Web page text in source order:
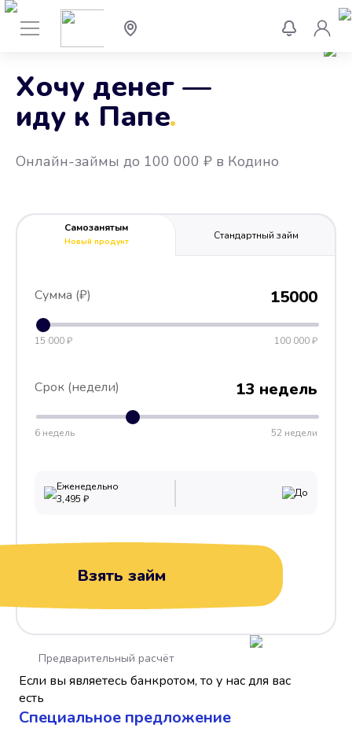
Хочу денег —
иду к Папе
.
Онлайн-займы до 100 000 ₽ в Кодино
Самозанятым
Новый продукт
Стандартный займ
Сумма (₽) 15000
15 000 ₽ 100 000 ₽
Срок (недели) 13 недель
6 недель 52 недели
Еженедельно
3,495 ₽ До
Взять займ
Если вы являетесь банкротом, то у нас для вас
есть
Cпециальное предложение
Предварительный расчёт